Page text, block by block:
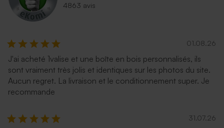
4863 avis
01.08.26
J'ai acheté 1valise et une boîte en bois personnalisés, ils
sont vraiment très jolis et identiques sur les photos du site.
Aucun regret. La livraison et le conditionnement super. Je
recommande
31.07.26